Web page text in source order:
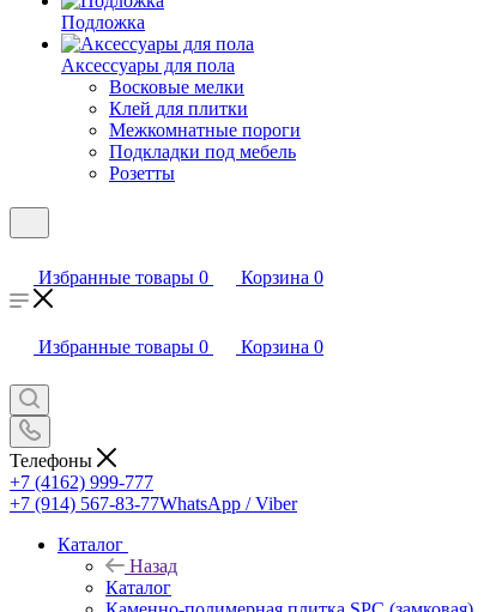
Подложка
Аксессуары для пола
Восковые мелки
Клей для плитки
Межкомнатные пороги
Подкладки под мебель
Розетты
Избранные товары 0 Корзина 0
Избранные товары 0 Корзина 0
Телефоны
+7 (4162) 999-777
+7 (914) 567-83-77WhatsApp / Viber
Каталог
Назад
Каталог